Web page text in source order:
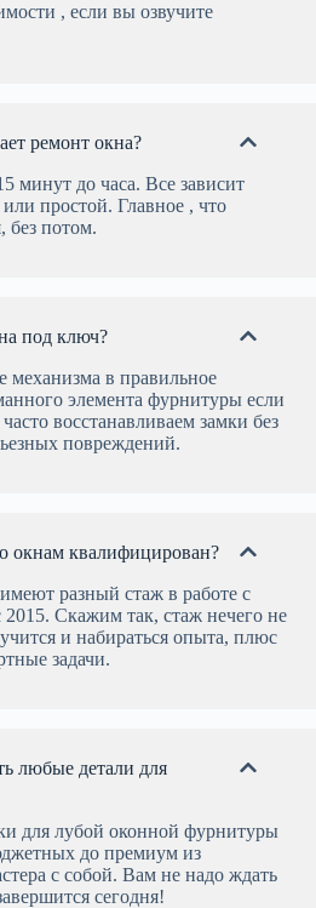
, если вы озвучите
ремонт окна?
минут до часа. Все зависит
простой. Главное , что
без потом.
под ключ?
механизма в правильное
элемента фурнитуры если
восстанавливаем замки без
повреждений.
окнам квалифицирован?
разный стаж в работе с
Скажим так, стаж нечего не
и набираться опыта, плюс
задачи.
любые детали для
для лубой оконной фурнитуры
до премиум из
с собой. Вам не надо ждать
сегодня!